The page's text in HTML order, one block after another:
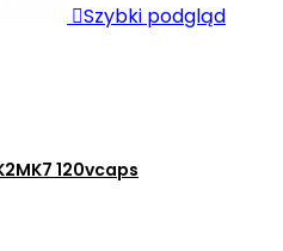
Szybki podgląd
120vcaps